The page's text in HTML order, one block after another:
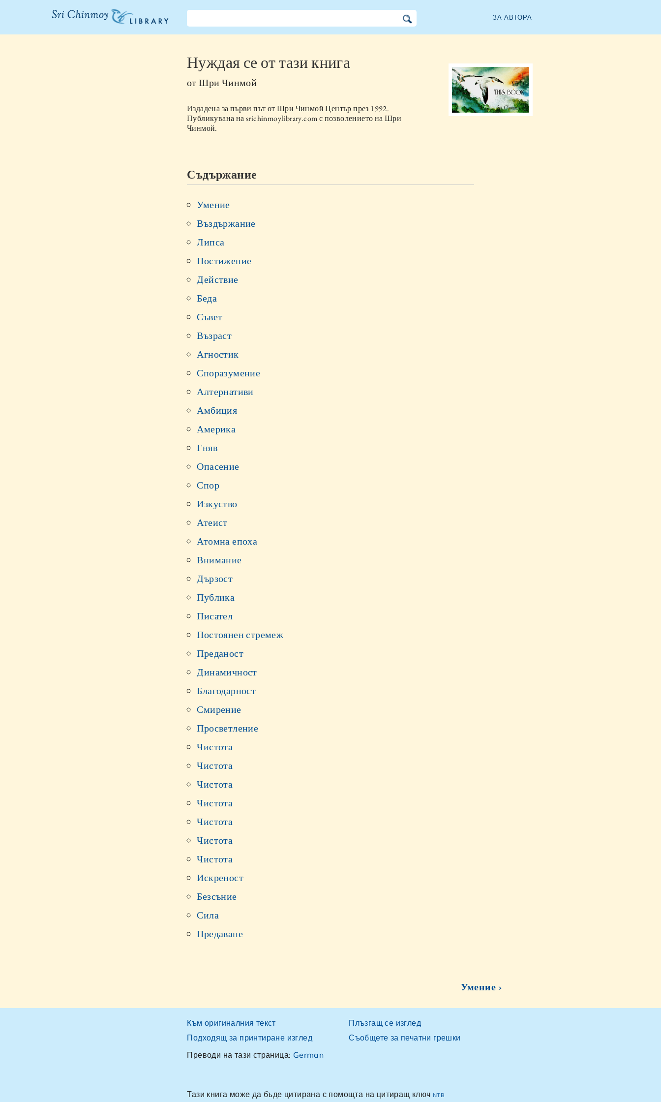
Библиотеката
ЗА АВТОРА
Нуждая се от тази книга
отШри Чинмой
Издадена за първи път отШри Чинмой Центърпрез 1992.
Публикувана на srichinmoylibrary.com с позволението на Шри
Чинмой.
Съдържание
Умение
Въздържание
Липса
Постижение
Действие
Беда
Съвет
Възраст
Агностик
Споразумение
Алтернативи
Амбиция
Америка
Гняв
Опасение
Спор
Изкуство
Атеист
Атомна епоха
Внимание
Дързост
Публика
Писател
Постоянен стремеж
Преданост
Динамичност
Благодарност
Смирение
Просветление
Чистота
Чистота
Чистота
Чистота
Чистота
Чистота
Чистота
Искреност
Безсъние
Сила
Предаване
Умение ›
Към оригиналния текст
Подходящ за принтиране изглед
Плъзгащ се изглед
Съобщете за печатни грешки
Преводи на тази страница: German
Тази книга може да бъде цитирана с помощта на цитиращ ключ ntb